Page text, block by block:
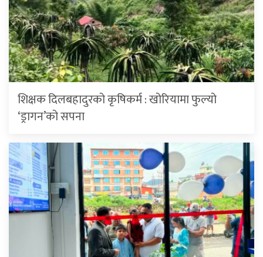
शिक्षक दिलबहादुरको कृषिकर्म : खोरियामा फुल्यो
‘ड्रागन’को सपना